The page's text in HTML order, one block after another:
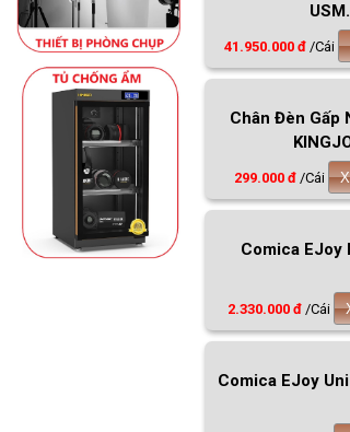
41.950.000 đ /Cái
Chân Đèn Gấp
299.000 đ /Cái
Comica EJoy
2.330.000 đ /Cái
Comica EJoy Uni